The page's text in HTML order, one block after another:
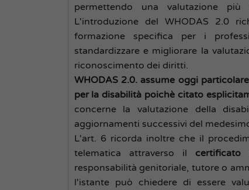
permettendo una valutazione
L'introduzione del WHODAS 2.0
formazione specifica per i
standardizzare e migliorare la
riconoscimento dei diritti.
WHODAS 2.0. assume oggi
per la disabilità poichè citato
concerne la valutazione della
aggiornamenti successivi del
L'art. 6 ricorda inoltre che il
telematica attraverso il certificato
responsabilità genitoriale, tutore o
l'istante può chiedere di essere